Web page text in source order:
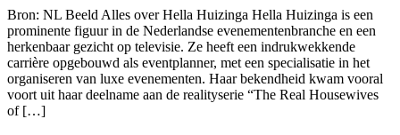
Bron: NL Beeld Alles over Hella Huizinga Hella Huizinga is een
prominente figuur in de Nederlandse evenementenbranche en een
herkenbaar gezicht op televisie. Ze heeft een indrukwekkende
carrière opgebouwd als eventplanner, met een specialisatie in het
organiseren van luxe evenementen. Haar bekendheid kwam vooral
voort uit haar deelname aan de realityserie “The Real Housewives
of […]